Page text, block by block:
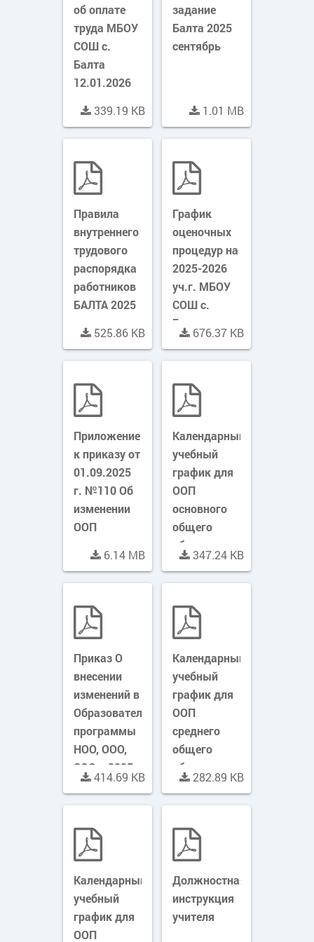
об оплате
труда МБОУ
СОШ с.
Балта
12.01.2026
339.19 KB
задание
Балта 2025
сентябрь
1.01 MB
Правила
внутреннего
трудового
распорядка
работников
БАЛТА 2025
525.86 KB
График
оценочных
процедур на
2025-2026
уч.г. МБОУ
СОШ с.
Балта
676.37 KB
Приложение
к приказу от
01.09.2025
г. №110 Об
изменении
ООП
6.14 MB
Календарный
учебный
график для
ООП
основного
общего
образования
на 2025-
2026
347.24 KB
Приказ О
внесении
изменений в
Образовательные
программы
НОО, ООО,
СОО в 2025-
2026
учебном
МБОУ СОШ
с
414.69 KB
Календарный
учебный
график для
ООП
среднего
общего
образования
по
полугодиям
2026
учебный год
282.89 KB
Календарный
учебный
график для
ООП
Должностная
инструкция
учителя